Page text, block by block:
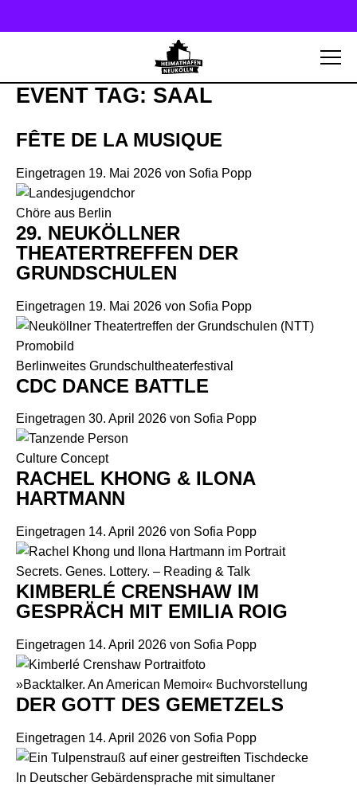
EVENT TAG: SAAL
FÊTE DE LA MUSIQUE
Eingetragen 19. Mai 2026 von Sofia Popp
Chöre aus Berlin
29. NEUKÖLLNER
THEATERTREFFEN DER
GRUNDSCHULEN
Eingetragen 19. Mai 2026 von Sofia Popp
Berlinweites Grundschultheaterfestival
CDC DANCE BATTLE
Eingetragen 30. April 2026 von Sofia Popp
Culture Concept
RACHEL KHONG & ILONA
HARTMANN
Eingetragen 14. April 2026 von Sofia Popp
Secrets. Genes. Lottery. – Reading & Talk
KIMBERLÉ CRENSHAW IM
GESPRÄCH MIT EMILIA ROIG
Eingetragen 14. April 2026 von Sofia Popp
»Backtalker. An American Memoir« Buchvorstellung
DER GOTT DES GEMETZELS
Eingetragen 14. April 2026 von Sofia Popp
In Deutscher Gebärdensprache mit simultaner